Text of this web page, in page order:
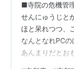
■寺院の危機管
せんにゅうじと
ほと呆れつつ、
なんとなれPCの
あんまりだとお